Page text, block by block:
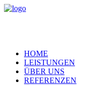
HOME
LEISTUNGEN
ÜBER UNS
REFERENZEN